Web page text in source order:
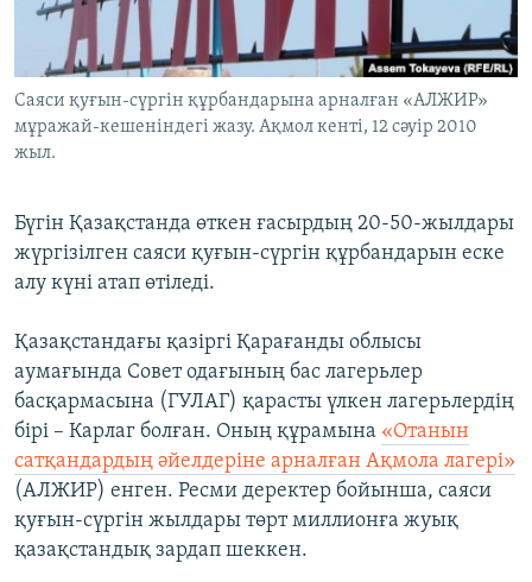
ЖАЗЫЛЫҢЫЗ
Басқа тілдерде
Саяси қуғын-сүргін құрбандарына арналған «АЛЖИР»
мұражай-кешеніндегі жазу. Ақмол кенті, 12 сәуір 2010
жыл.
Бүгін Қазақстанда өткен ғасырдың 20-50-жылдары
жүргізілген саяси қуғын-сүргін құрбандарын еске
алу күні атап өтіледі.
Қазақстандағы қазіргі Қарағанды облысы
аумағында Совет одағының бас лагерьлер
басқармасына (ГУЛАГ) қарасты үлкен лагерьлердің
бірі – Карлаг болған. Оның құрамына «Отанын
сатқандардың әйелдеріне арналған Ақмола лагері»
(АЛЖИР) енген. Ресми деректер бойынша, саяси
қуғын-сүргін жылдары төрт миллионға жуық
қазақстандық зардап шеккен.